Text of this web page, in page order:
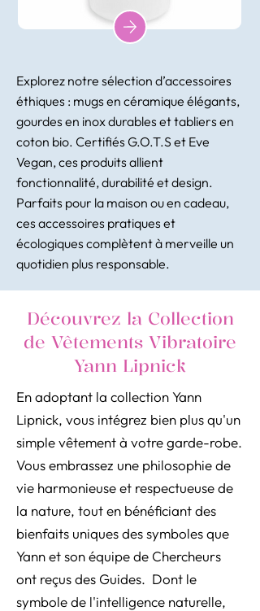
Explorez notre sélection d’accessoires
éthiques : mugs en céramique élégants,
gourdes en inox durables et tabliers en
coton bio. Certifiés G.O.T.S et Eve
Vegan, ces produits allient
fonctionnalité, durabilité et design.
Parfaits pour la maison ou en cadeau,
ces accessoires pratiques et
écologiques complètent à merveille un
quotidien plus responsable.
Découvrez la Collection
de Vêtements Vibratoire
Yann Lipnick
En adoptant la collection Yann
Lipnick, vous intégrez bien plus qu'un
simple vêtement à votre garde-robe.
Vous embrassez une philosophie de
vie harmonieuse et respectueuse de
la nature, tout en bénéficiant des
bienfaits uniques des symboles que
Yann et son équipe de Chercheurs
ont reçus des Guides. Dont le
symbole de l'intelligence naturelle,